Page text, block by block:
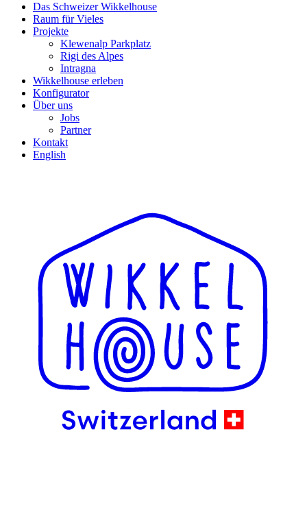
Das Schweizer Wikkelhouse
Raum für Vieles
Projekte
Klewenalp Parkplatz
Rigi des Alpes
Intragna
Wikkelhouse erleben
Konfigurator
Über uns
Jobs
Partner
Kontakt
English